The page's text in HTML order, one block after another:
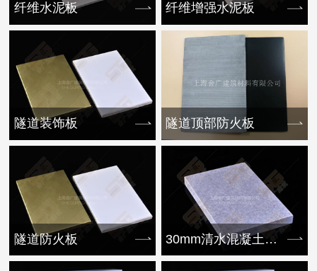
纤维水泥板 纤维增强水泥板
隧道装饰板 隧道顶部防火板
隧道防火板 30mm清水混凝土挂板